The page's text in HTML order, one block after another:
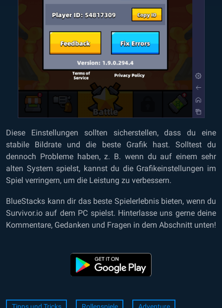
Diese Einstellungen sollten sicherstellen, dass du eine
stabile Bildrate und die beste Grafik hast. Solltest du
dennoch Probleme haben, z. B. wenn du auf einem sehr
alten System spielst, kannst du die Grafikeinstellungen im
Spiel verringern, um die Leistung zu verbessern.
BlueStacks kann dir das beste Spielerlebnis bieten, wenn du
Survivor.io auf dem PC spielst. Hinterlasse uns gerne deine
Kommentare, Gedanken und Fragen in dem Abschnitt unten!